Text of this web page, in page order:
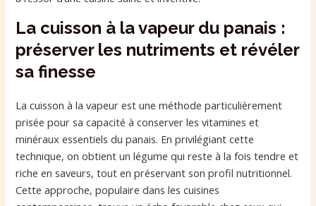
La cuisson à la vapeur du panais :
préserver les nutriments et révéler
sa finesse
La cuisson à la vapeur est une méthode particulièrement
prisée pour sa capacité à conserver les vitamines et
minéraux essentiels du panais. En privilégiant cette
technique, on obtient un légume qui reste à la fois tendre et
riche en saveurs, tout en préservant son profil nutritionnel.
Cette approche, populaire dans les cuisines